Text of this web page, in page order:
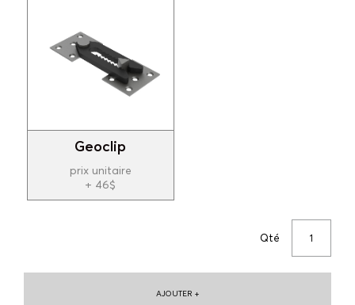
Geoclip
prix unitaire
+ 46$
Qté
AJOUTER +